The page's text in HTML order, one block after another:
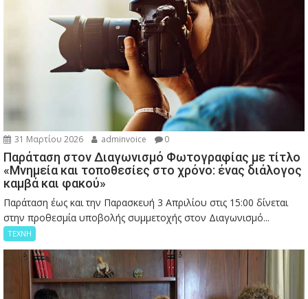
31 Μαρτίου 2026 adminvoice 0
Παράταση στον Διαγωνισμό Φωτογραφίας με τίτλο
«Μνημεία και τοποθεσίες στο χρόνο: ένας διάλογος
καμβά και φακού»
Παράταση έως και την Παρασκευή 3 Απριλίου στις 15:00 δίνεται
στην προθεσμία υποβολής συμμετοχής στον Διαγωνισμό...
ΤΕΧΝΗ